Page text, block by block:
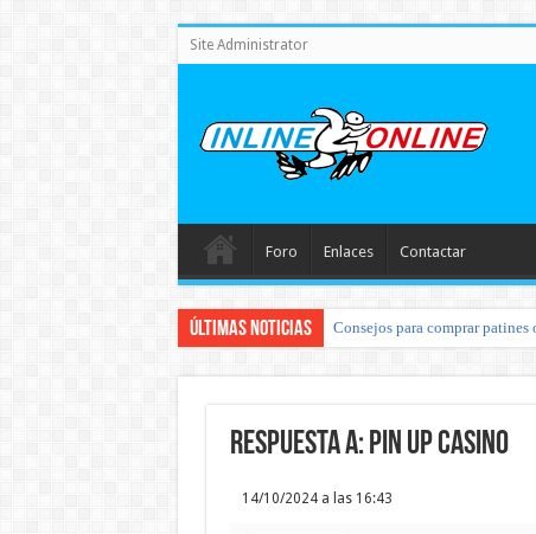
Site Administrator
Foro Enlaces Contactar
Últimas noticias Consejos para comprar
Respuesta a: pin up casino
14/10/2024 a las 16:43